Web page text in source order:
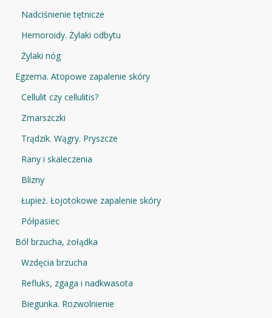
Nadciśnienie tętnicze
Hemoroidy. Żylaki odbytu
Żylaki nóg
Egzema. Atopowe zapalenie skóry
Cellulit czy cellulitis?
Zmarszczki
Trądzik. Wągry. Pryszcze
Rany i skaleczenia
Blizny
Łupież. Łojotokowe zapalenie skóry
Półpasiec
Ból brzucha, żołądka
Wzdęcia brzucha
Refluks, zgaga i nadkwasota
Biegunka. Rozwolnienie